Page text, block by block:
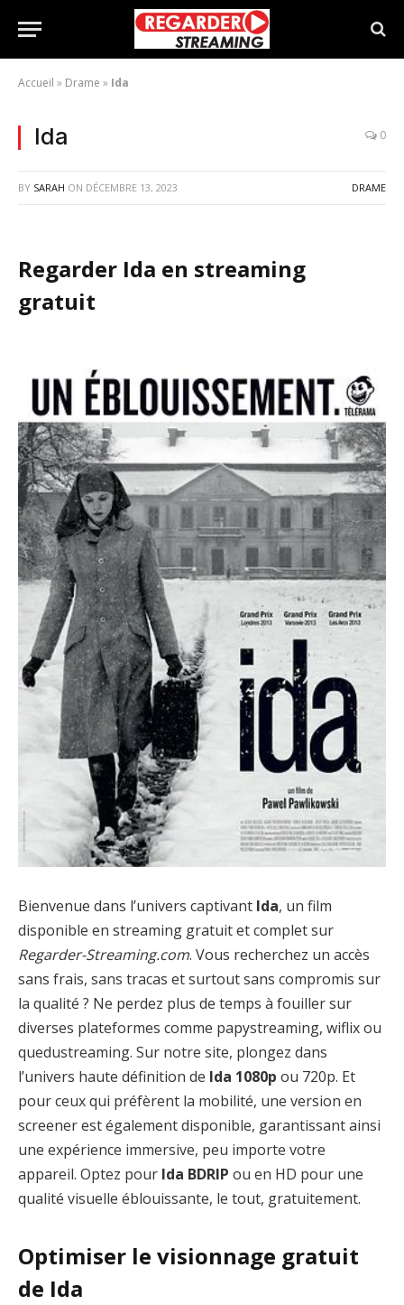
Accueil » Drame » Ida
Ida 0
BY SARAH ON DÉCEMBRE 13, 2023 DRAME
Regarder Ida en streaming
gratuit
Bienvenue dans l’univers captivant Ida, un film
disponible en streaming gratuit et complet sur
Regarder-Streaming.com. Vous recherchez un accès
sans frais, sans tracas et surtout sans compromis sur
la qualité ? Ne perdez plus de temps à fouiller sur
diverses plateformes comme papystreaming, wiflix ou
quedustreaming. Sur notre site, plongez dans
l’univers haute définition de Ida 1080p ou 720p. Et
pour ceux qui préfèrent la mobilité, une version en
screener est également disponible, garantissant ainsi
une expérience immersive, peu importe votre
appareil. Optez pour Ida BDRIP ou en HD pour une
qualité visuelle éblouissante, le tout, gratuitement.
Optimiser le visionnage gratuit
de Ida